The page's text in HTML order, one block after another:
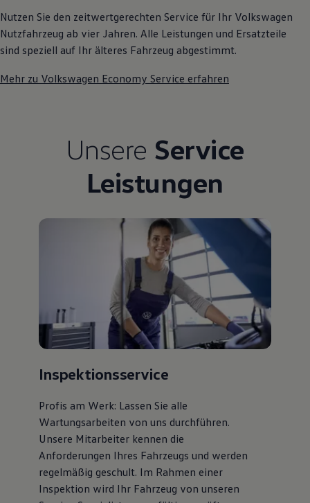
California Reisen & Erlebnisse
California App
California Lifestyle & Zubehör
Übernachten im California
Unternehmen
Kunden
Gesellschaft
Rückblick VW Bus Festival 2023
Bulli Magazin
Fahrzeugabholung ab Werk
Nutzen Sie den zeitwertgerechten Service für Ihr Volkswagen
Nutzfahrzeug ab vier Jahren. Alle Leistungen und Ersatzteile
sind speziell auf Ihr älteres Fahrzeug abgestimmt.
Mehr zu Volkswagen Economy Service erfahren
Unsere Service
Leistungen
Inspektionsservice
Profis am Werk: Lassen Sie alle
Wartungsarbeiten von uns durchführen.
Unsere Mitarbeiter kennen die
Anforderungen Ihres Fahrzeugs und werden
regelmäßig geschult. Im Rahmen einer
Inspektion wird Ihr Fahrzeug von unseren